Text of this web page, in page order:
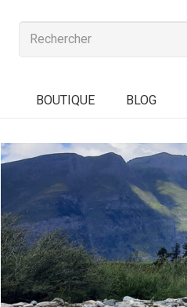
BOUTIQUE BLOG